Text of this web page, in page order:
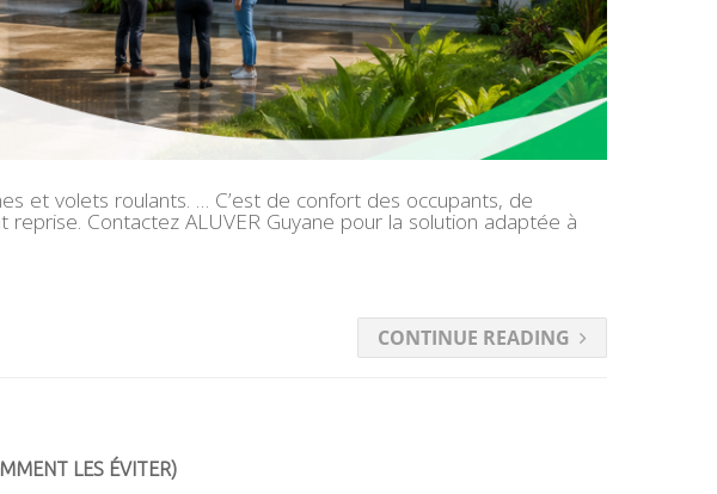
et volets roulants. … C’est de confort des occupants, de
reprise. Contactez ALUVER Guyane pour la solution adaptée à
CONTINUE READING
LES ÉVITER)